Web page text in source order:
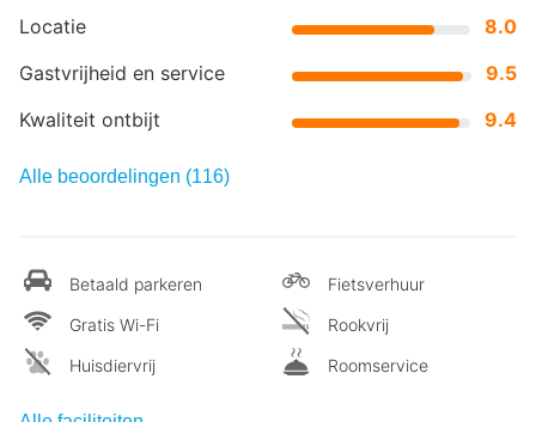
Locatie
8.0
Gastvrijheid en service
9.5
Kwaliteit ontbijt
9.4
Alle beoordelingen (116)
Betaald parkeren
Gratis Wi-Fi
Huisdiervrij
Fietsverhuur
Rookvrij
Roomservice